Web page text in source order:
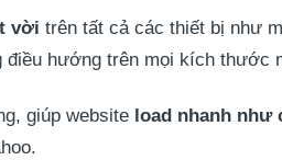
vời trên tất cả các thiết bị như
điều hướng trên mọi kích thước
giúp website load nhanh như